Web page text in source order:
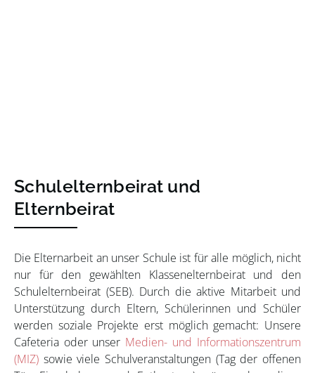
Schulelternbeirat und
Elternbeirat
Die Elternarbeit an unser Schule ist für alle möglich, nicht
nur für den gewählten Klassenelternbeirat und den
Schulelternbeirat (SEB). Durch die aktive Mitarbeit und
Unterstützung durch Eltern, Schülerinnen und Schüler
werden soziale Projekte erst möglich gemacht: Unsere
Cafeteria oder unser Medien- und Informationszentrum
(MIZ) sowie viele Schulveranstaltungen (Tag der offenen